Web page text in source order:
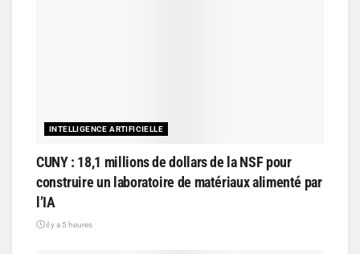
INTELLIGENCE ARTIFICIELLE
CUNY : 18,1 millions de dollars de la NSF pour
construire un laboratoire de matériaux alimenté par
l’IA
il y a 5 heures